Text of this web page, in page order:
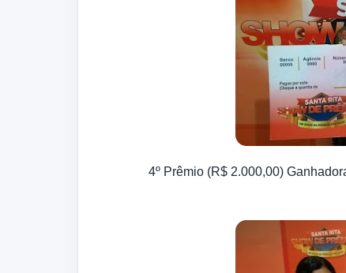
4º Prêmio (R$ 2.000,00)